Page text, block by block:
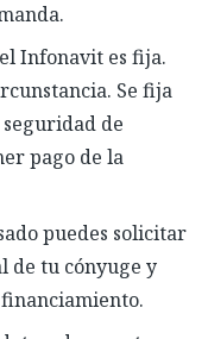
Infonavit es fija.
Se fija
de
pago de la
puedes solicitar
de tu cónyuge y
financiamiento.